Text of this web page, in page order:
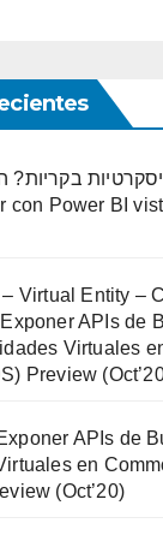
בקריות?
con Power BI
Virtual Entity –
Exponer APIs de
Virtuales
Preview
APIs de
en
(Oct’20)